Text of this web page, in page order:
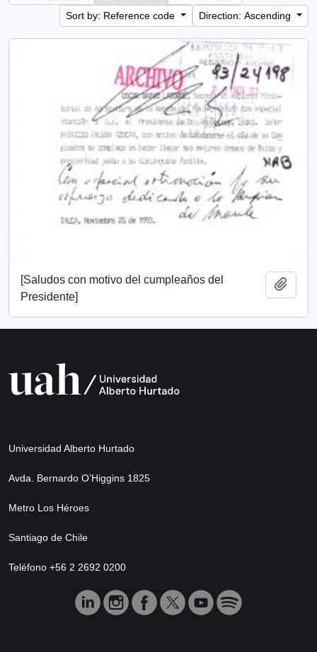
Sort by: Reference code
Direction: Ascending
[Saludos con motivo del cumpleaños del
Presidente]
Universidad Alberto Hurtado
Avda. Bernardo O’Higgins 1825
Metro Los Héroes
Santiago de Chile
Teléfono +56 2 2692 0200